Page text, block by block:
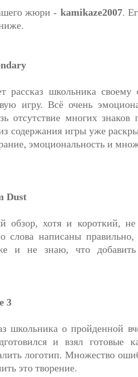
жюри - kamikaze2007.
рассказ школьника
игру. Всё очень
отсутствие многих
содержания игры уже
эмоциональность и
Dust
обзор, хотя и короткий,
слова написаны
и не знаю, что
3
школьника о пройденной
и взял готовые
логотип. Множество
это творение.